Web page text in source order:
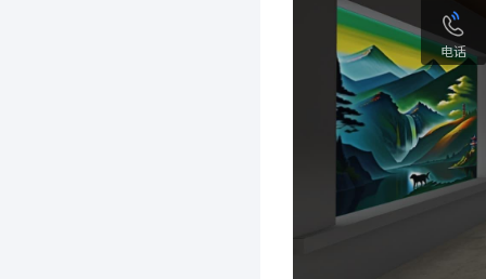
电话